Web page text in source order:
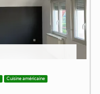
Cuisine américaine